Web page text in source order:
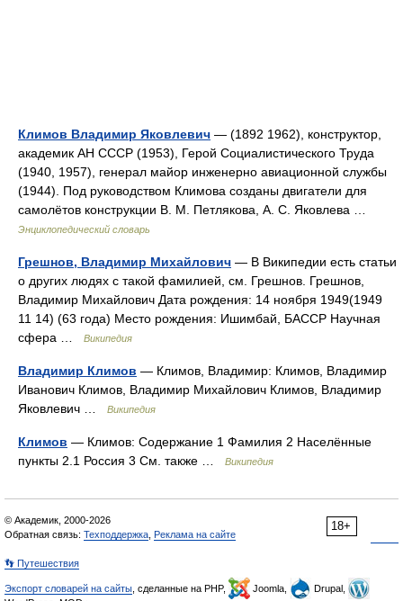
Климов Владимир Яковлевич — (1892 1962), конструктор,
академик АН СССР (1953), Герой Социалистического Труда
(1940, 1957), генерал майор инженерно авиационной службы
(1944). Под руководством Климова созданы двигатели для
самолётов конструкции В. М. Петлякова, А. С. Яковлева …
Энциклопедический словарь
Грешнов, Владимир Михайлович — В Википедии есть статьи
о других людях с такой фамилией, см. Грешнов. Грешнов,
Владимир Михайлович Дата рождения: 14 ноября 1949(1949
11 14) (63 года) Место рождения: Ишимбай, БАССР Научная
сфера …
Википедия
Владимир Климов — Климов, Владимир: Климов, Владимир
Иванович Климов, Владимир Михайлович Климов, Владимир
Яковлевич …
Википедия
Климов — Климов: Содержание 1 Фамилия 2 Населённые
пункты 2.1 Россия 3 См. также …
Википедия
18+
© Академик, 2000-2026
Обратная связь: Техподдержка Реклама на сайте
👣 Путешествия
Экспорт словарей на сайты , сделанные на PHP, Joomla,
Drupal,